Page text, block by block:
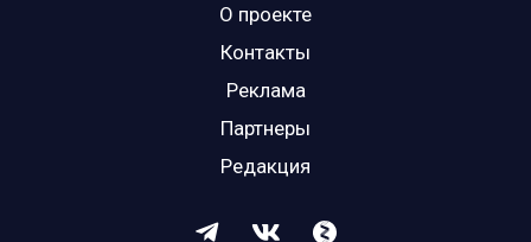
О проекте
Контакты
Реклама
Партнеры
Редакция